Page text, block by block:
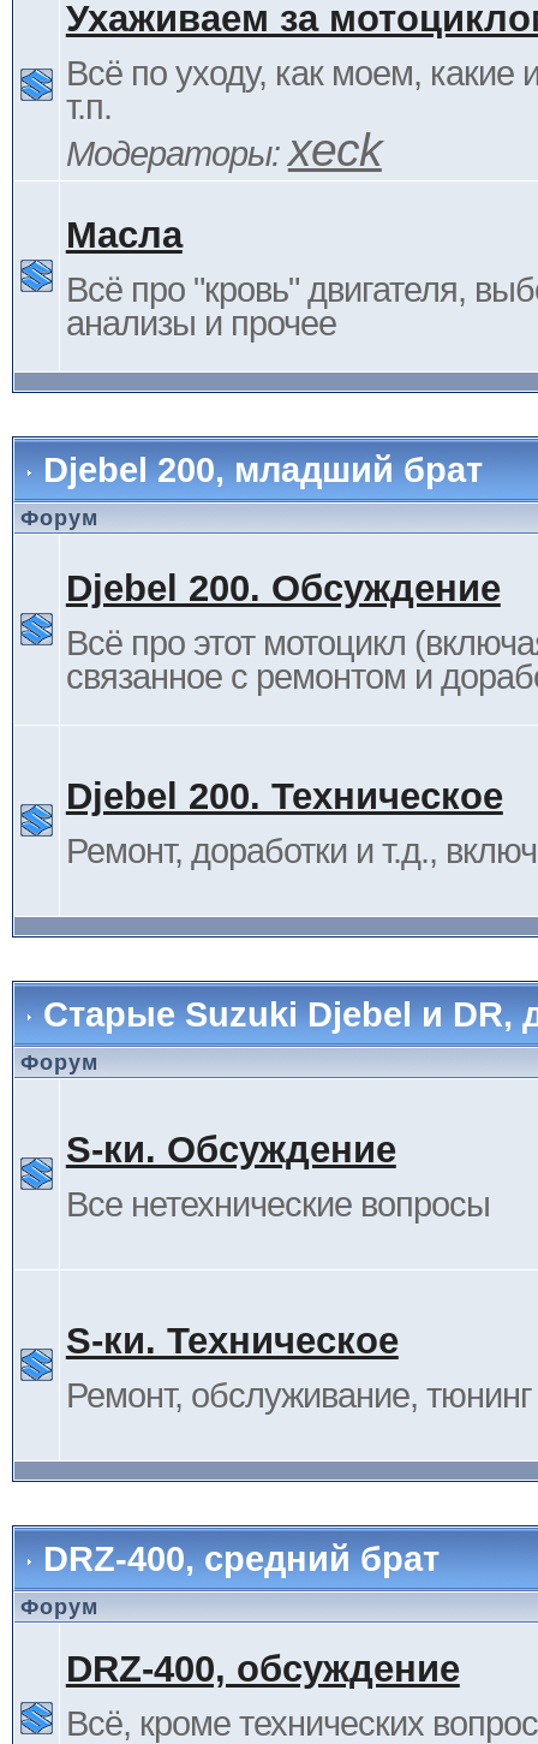
Ухаживаем за
Всё по уходу, как моем, какие
т.п.
Модераторы:xeck
Масла
Всё про "кровь" двигателя,
анализы и прочее
Djebel 200, младший брат
Форум
Djebel 200. Обсуждение
Всё про этот мотоцикл
связанное с ремонтом и
Djebel 200. Техническое
Ремонт, доработки и т.д.,
Старые Suzuki Djebel и DR,
Форум
S-ки. Обсуждение
Все нетехнические вопросы
S-ки. Техническое
Ремонт, обслуживание, тюнинг
DRZ-400, средний брат
Форум
DRZ-400, обсуждение
Всё, кроме технических